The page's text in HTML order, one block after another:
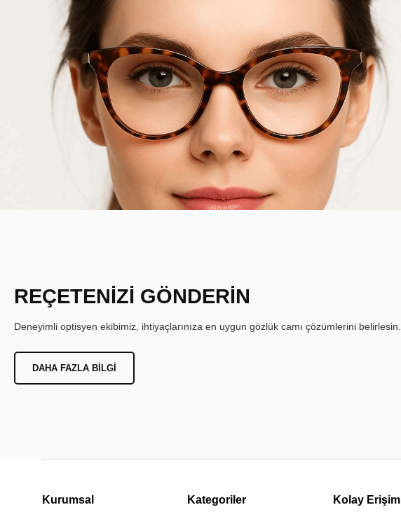
REÇETENİZİ GÖNDERİN
Deneyimli optisyen ekibimiz, ihtiyaçlarınıza en uygun gözlük camı çözümlerini belirlesin.
DAHA FAZLA BILGI
Kurumsal Kategoriler Kolay Erişim